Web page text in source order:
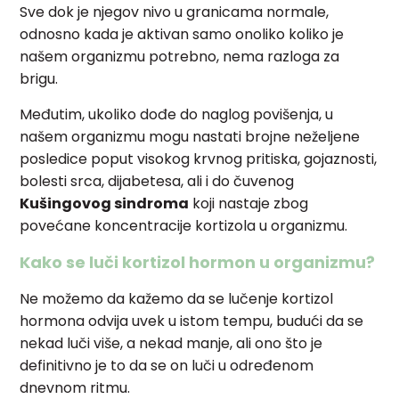
Sve dok je njegov nivo u granicama normale,
odnosno kada je aktivan samo onoliko koliko je
našem organizmu potrebno, nema razloga za
brigu.
Međutim, ukoliko dođe do naglog povišenja, u
našem organizmu mogu nastati brojne neželjene
posledice poput visokog krvnog pritiska, gojaznosti,
bolesti srca, dijabetesa, ali i do čuvenog
Kušingovog sindroma koji nastaje zbog
povećane koncentracije kortizola u organizmu.
Kako se luči kortizol hormon u organizmu?
Ne možemo da kažemo da se lučenje kortizol
hormona odvija uvek u istom tempu, budući da se
nekad luči više, a nekad manje, ali ono što je
definitivno je to da se on luči u određenom
dnevnom ritmu.